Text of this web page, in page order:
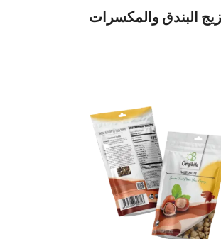
البندق والمكسرات